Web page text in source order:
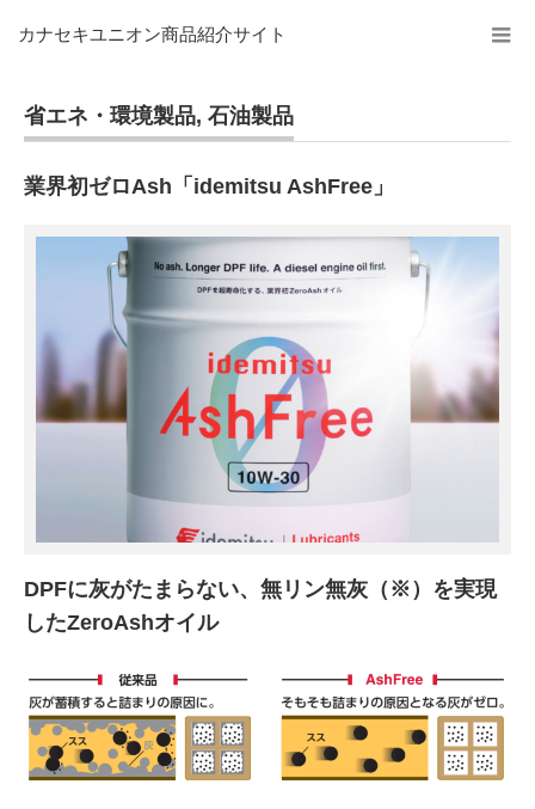
カナセキユニオン商品紹介サイト
省エネ・環境製品, 石油製品
業界初ゼロAsh「idemitsu AshFree」
DPFに灰がたまらない、無リン無灰（※）を実現
したZeroAshオイル